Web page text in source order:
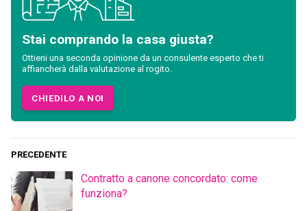
Stai comprando la casa giusta?
Ottieni una seconda opinione da un consulente esperto che ti
affiancherà dalla valutazione al rogito.
CHIEDILO A NOI
PRECEDENTE
Contratto a canone concordato: come
funziona?